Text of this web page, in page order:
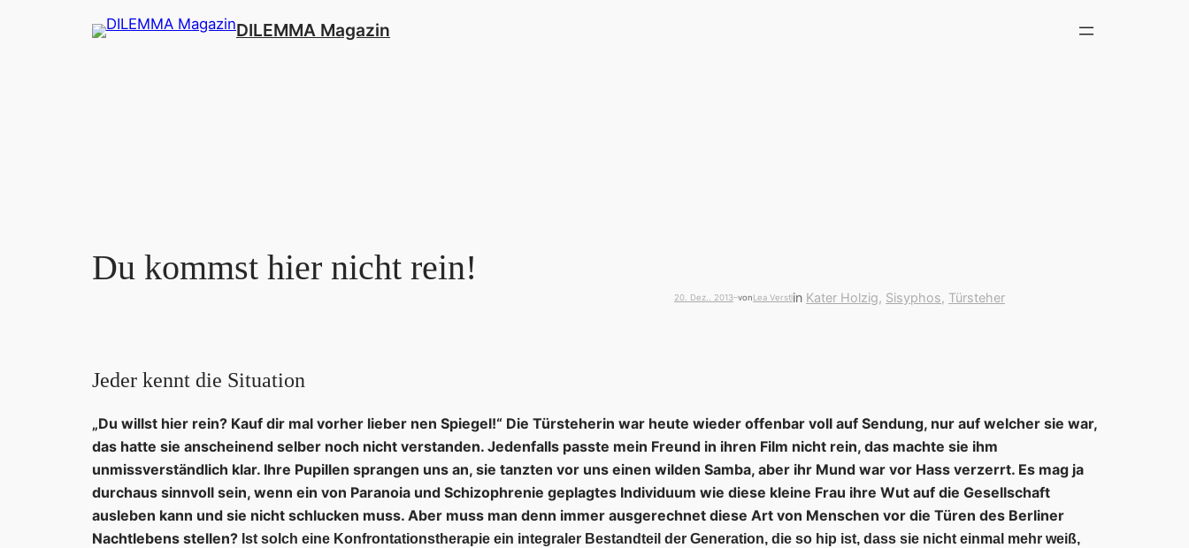
DILEMMA Magazin
Du kommst hier nicht rein!
20. Dez.. 2013—vonLea Verstlin Kater Holzig, Sisyphos, Türsteher
Jeder kennt die Situation
„Du willst hier rein? Kauf dir mal vorher lieber nen Spiegel!“ Die Türsteherin war heute wieder offenbar voll auf Sendung, nur auf welcher sie war,
das hatte sie anscheinend selber noch nicht verstanden. Jedenfalls passte mein Freund in ihren Film nicht rein, das machte sie ihm
unmissverständlich klar. Ihre Pupillen sprangen uns an, sie tanzten vor uns einen wilden Samba, aber ihr Mund war vor Hass verzerrt. Es mag ja
durchaus sinnvoll sein, wenn ein von Paranoia und Schizophrenie geplagtes Individuum wie diese kleine Frau ihre Wut auf die Gesellschaft
ausleben kann und sie nicht schlucken muss. Aber muss man denn immer ausgerechnet diese Art von Menschen vor die Türen des Berliner
Nachtlebens stellen? Ist solch eine Konfrontationstherapie ein integraler Bestandteil der Generation, die so hip ist, dass sie nicht einmal mehr weiß,